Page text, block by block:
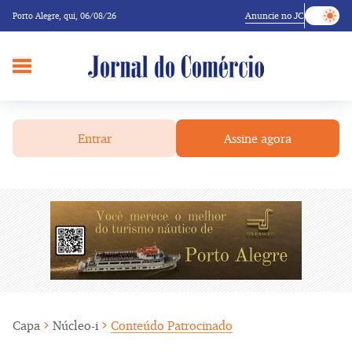
Porto Alegre, qui, 06/08/26 Anuncie no JC
Entrar Assine agora
Capa Núcleo-i Conteúdo Patrocinado